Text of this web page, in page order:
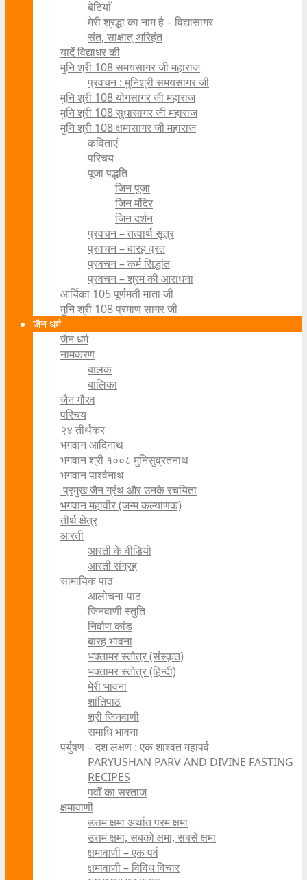
बेटियाँ
मेरी श्रद्धा का नाम है – विद्यासागर
संत, साक्षात् अरिहंत
यादें विद्याधर की
मुनि श्री 108 समयसागर जी महाराज
प्रवचन : मुनिश्री समयसागर जी
मुनि श्री 108 योगसागर जी महाराज
मुनि श्री 108 सुधासागर जी महाराज
मुनि श्री 108 क्षमासागर जी महाराज
कविताएं
परिचय
पूजा पद्धति
जिन पूजा
जिन मंदिर
जिन दर्शन
प्रवचन – तत्वार्थ सूत्र
प्रवचन – बारह व्रत
प्रवचन – कर्म सिद्धांत
प्रवचन – श्रम की आराधना
आर्यिका 105 पूर्णमती माता जी
मुनि श्री 108 प्रमाण सागर जी
जैन धर्म
जैन धर्म
नामकरण
बालक
बालिका
जैन गौरव
परिचय
२४ तीर्थंकर
भगवान आदिनाथ
भगवान श्री १००८ मुनिसुव्रतनाथ
भगवान पार्श्वनाथ
प्रमुख जैन ग्रंथ और उनके रचयिता
भगवान महावीर (जन्म कल्याणक)
तीर्थ क्षेत्र
आरती
आरती के वीडियो
आरती संग्रह
सामायिक पाठ
आलोचना-पाठ
जिनवाणी स्तुति
निर्वाण कांड
बारह भावना
भक्तामर स्तोत्र (संस्कृत)
भक्तामर स्तोत्र (हिन्दी)
मेरी भावना
शांतिपाठ
श्री जिनवाणी
समाधि भावना
पर्युषण – दश लक्षण : एक शाश्वत महापर्व
PARYUSHAN PARV AND DIVINE FASTING
RECIPES
पर्वों का सरताज
क्षमावाणी
उत्तम क्षमा अर्थात परम क्षमा
उत्तम क्षमा, सबको क्षमा, सबसे क्षमा
क्षमावाणी – एक पर्व
क्षमावाणी – विविध विचार